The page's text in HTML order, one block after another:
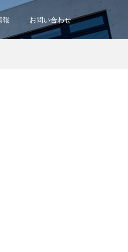
報 お問い合わせ